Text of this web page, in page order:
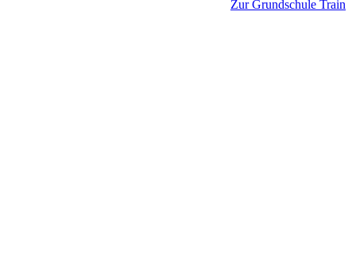
Zur Grundschule Train